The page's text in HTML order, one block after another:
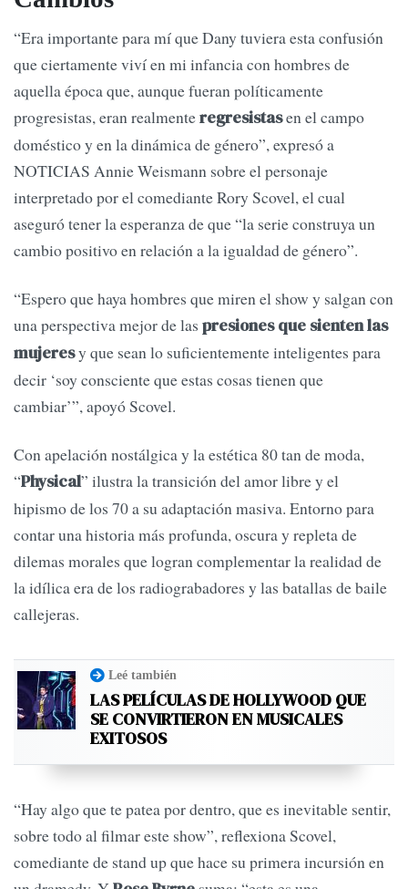
“Era importante para mí que Dany tuviera esta confusión
que ciertamente viví en mi infancia con hombres de
aquella época que, aunque fueran políticamente
progresistas, eran realmenteregresistasen el campo
doméstico y en la dinámica de género”, expresó a
NOTICIAS Annie Weismann sobre el personaje
interpretado por el comediante Rory Scovel, el cual
aseguró tener la esperanza de que “la serie construya un
cambio positivo en relación a la igualdad de género”.
“Espero que haya hombres que miren el show y salgan con
una perspectiva mejor de las presiones que sienten las
mujeresy que sean lo suficientemente inteligentes para
decir ‘soy consciente que estas cosas tienen que
cambiar’”, apoyó Scovel.
Con apelación nostálgica y la estética 80 tan de moda,
“Physical” ilustra la transición del amor libre y el
hipismo de los 70 a su adaptación masiva. Entorno para
contar una historia más profunda, oscura y repleta de
dilemas morales que logran complementar la realidad de
la idílica era de los radiograbadores y las batallas de baile
callejeras.
Leé también
LAS PELÍCULAS DE HOLLYWOOD QUE
SE CONVIRTIERON EN MUSICALES
EXITOSOS
“Hay algo que te patea por dentro, que es inevitable sentir,
sobre todo al filmar este show”, reflexiona Scovel,
comediante de stand up que hace su primera incursión en